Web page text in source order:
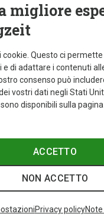
migliore
i cookie. Questo ci
e di adattare i contenuti
consenso può
vostri dati negli Stati
disponibili sulla
ACCETTO
NON ACCETTO
Privacy policyNote